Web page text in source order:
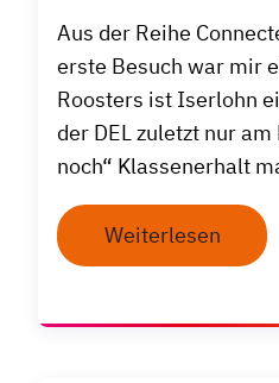
Aus der Reihe
erste Besuch war mir
Roosters ist Iserlohn
der DEL zuletzt nur
noch“ Klassenerhalt
Weiterlesen